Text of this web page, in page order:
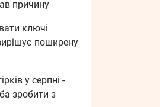
причину
ключі
поширену
у серпні -
зробити з